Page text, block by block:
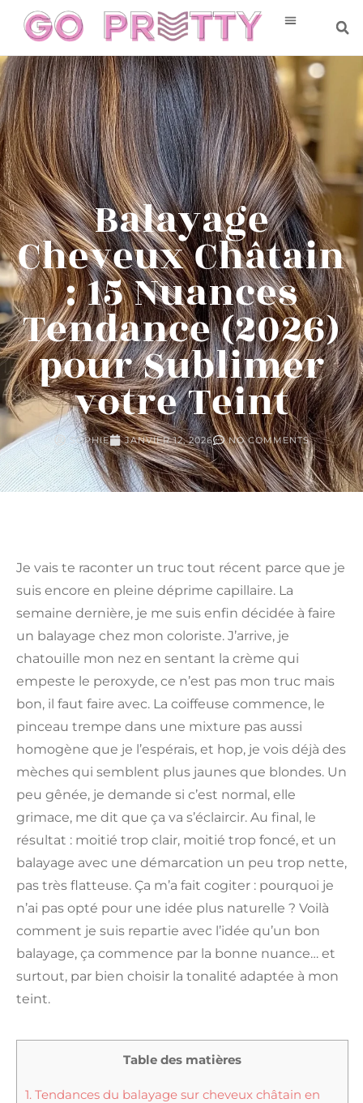
Balayage
Cheveux Châtain
: 15 Nuances
Tendance (2026)
pour Sublimer
votre Teint
SOPHIE JANVIER 12, 2026 NO COMMENTS
Je vais te raconter un truc tout récent parce que je
suis encore en pleine déprime capillaire. La
semaine dernière, je me suis enfin décidée à faire
un balayage chez mon coloriste. J’arrive, je
chatouille mon nez en sentant la crème qui
empeste le peroxyde, ce n’est pas mon truc mais
bon, il faut faire avec. La coiffeuse commence, le
pinceau trempe dans une mixture pas aussi
homogène que je l’espérais, et hop, je vois déjà des
mèches qui semblent plus jaunes que blondes. Un
peu gênée, je demande si c’est normal, elle
grimace, me dit que ça va s’éclaircir. Au final, le
résultat : moitié trop clair, moitié trop foncé, et un
balayage avec une démarcation un peu trop nette,
pas très flatteuse. Ça m’a fait cogiter : pourquoi je
n’ai pas opté pour une idée plus naturelle ? Voilà
comment je suis repartie avec l’idée qu’un bon
balayage, ça commence par la bonne nuance… et
surtout, par bien choisir la tonalité adaptée à mon
teint.
Table des matières
1. Tendances du balayage sur cheveux châtain en